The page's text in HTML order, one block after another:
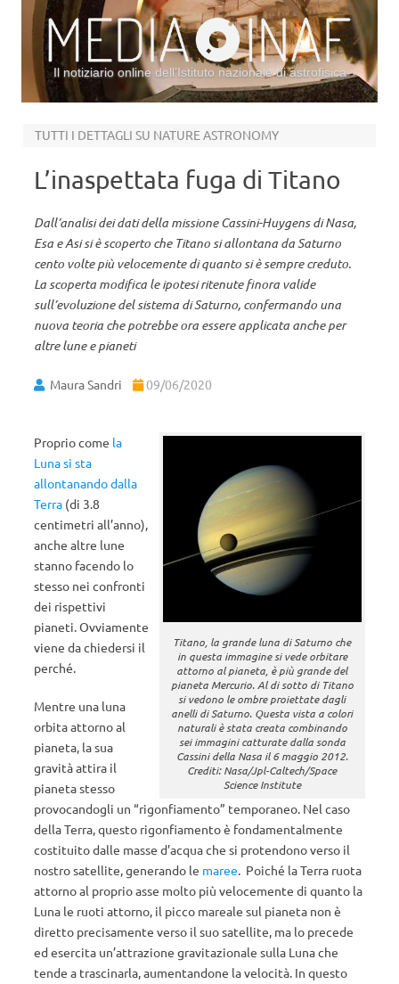
Il notiziario online dell’Istituto nazionale di astrofisica
TUTTI I DETTAGLI SU NATURE ASTRONOMY
L’inaspettata fuga di Titano
Dall’analisi dei dati della missione Cassini-Huygens di Nasa,
Esa e Asi si è scoperto che Titano si allontana da Saturno
cento volte più velocemente di quanto si è sempre creduto.
La scoperta modifica le ipotesi ritenute finora valide
sull’evoluzione del sistema di Saturno, confermando una
nuova teoria che potrebbe ora essere applicata anche per
altre lune e pianeti
Maura Sandri 09/06/2020
Titano, la grande luna di Saturno che
in questa immagine si vede orbitare
attorno al pianeta, è più grande del
pianeta Mercurio. Al di sotto di Titano
si vedono le ombre proiettate dagli
anelli di Saturno. Questa vista a colori
naturali è stata creata combinando
sei immagini catturate dalla sonda
Cassini della Nasa il 6 maggio 2012.
Crediti: Nasa/Jpl-Caltech/Space
Science Institute
Proprio come la
Luna si sta
allontanando dalla
Terra (di 3.8
centimetri all’anno),
anche altre lune
stanno facendo lo
stesso nei confronti
dei rispettivi
pianeti. Ovviamente
viene da chiedersi il
perché.
Mentre una luna
orbita attorno al
pianeta, la sua
gravità attira il
pianeta stesso
provocandogli un “rigonfiamento” temporaneo. Nel caso
della Terra, questo rigonfiamento è fondamentalmente
costituito dalle masse d’acqua che si protendono verso il
nostro satellite, generando le maree. Poiché la Terra ruota
attorno al proprio asse molto più velocemente di quanto la
Luna le ruoti attorno, il picco mareale sul pianeta non è
diretto precisamente verso il suo satellite, ma lo precede
ed esercita un’attrazione gravitazionale sulla Luna che
tende a trascinarla, aumentandone la velocità. In questo